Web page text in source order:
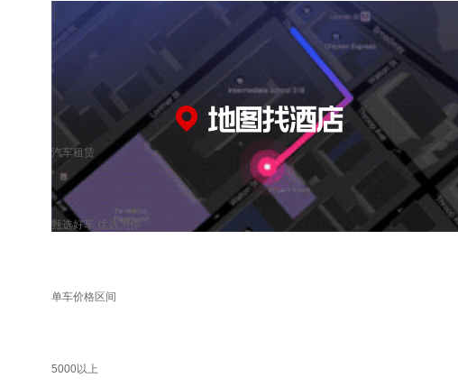
汽车租赁
甄选好车 优选为你
单车价格区间
5000以上